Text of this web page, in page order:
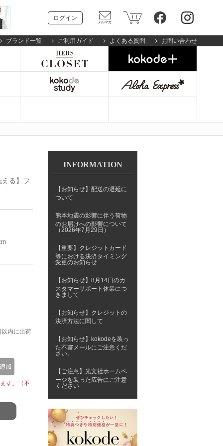
ログイン
ブランド一覧 ご利用ガイド よくある質問 お問い合わせ
る】フ
内に出荷
す。（不
INFORMATION
【お知らせ】配送の遅延に
ついて
熊本地震の影響に伴う荷物
のお届けへの影響について
（2026年7月29日）
【重要】クレジットカード
等における決済タイミング
変更のお知らせ
【お知らせ】8月14日のカ
スタマーサポート休業につ
きまして
【お知らせ】クレジットの
決済方法に関して
【お知らせ】kokodeを装っ
た不審メールにご注意くだ
さい。
【ご注意】光文社ホームペ
ージを装った広告にご注意
ください